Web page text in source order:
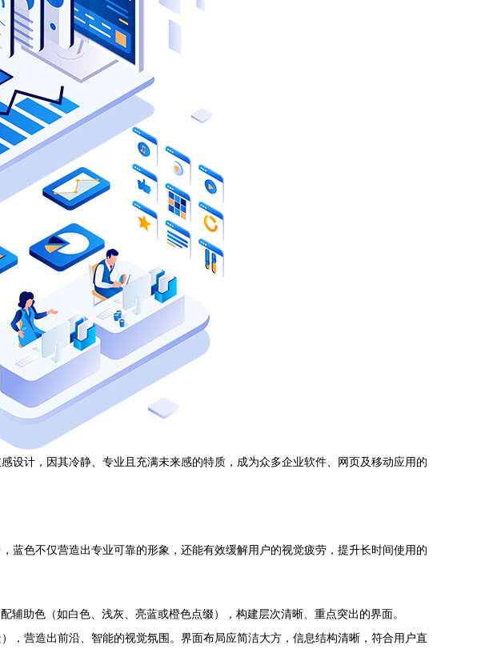
设计，因其冷静、专业且充满未来感的特质，成为众多企业软件、网页及移动应用的
蓝色不仅营造出专业可靠的形象，还能有效缓解用户的视觉疲劳，提升长时间使用的
助色（如白色、浅灰、亮蓝或橙色点缀），构建层次清晰、重点突出的界面。
，营造出前沿、智能的视觉氛围。界面布局应简洁大方，信息结构清晰，符合用户直